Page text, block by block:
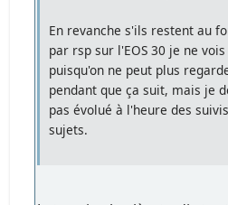
En revanche s'ils restent au
par rsp sur l'EOS 30 je ne
puisqu'on ne peut plus
pendant que ça suit, mais je
pas évolué à l'heure des
sujets.